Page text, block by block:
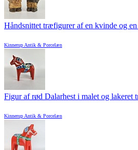
Håndsnittet træfigurer af en kvinde og
Kinnerup Antik & Porcelæn
Figur af rød Dalarhest i malet og lakeret
Kinnerup Antik & Porcelæn